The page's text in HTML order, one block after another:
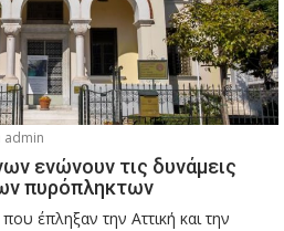
admin
ενώνουν τις δυνάμεις
πυρόπληκτων
έπληξαν την Αττική και την